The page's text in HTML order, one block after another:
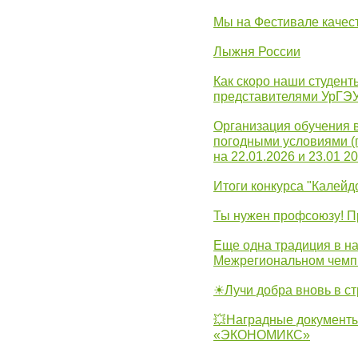
Мы на Фестивале
Лыжня России
Как скоро наши
представителями
Организация обучения
погодными условиями
на 22.01.2026 и 23.01
Итоги конкурса
Ты нужен профсоюзу!
Еще одна традиция в
Межрегиональном
☀Лучи добра вновь в
💥Наградные
«ЭКОНОМИКС»